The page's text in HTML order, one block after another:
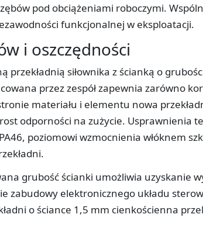
pod obciążeniami roboczymi.
funkcjonalnej w eksploatacji.
i oszczędności
siłownika z ścianką o
przez zespół zapewnia zarówno
materiału i elementu nowa
odporności na zużycie. Usprawnienia
poziomowi wzmocnienia włóknem
grubość ścianki umożliwia uzyskanie
zabudowy elektronicznego układu
o ściance 1,5 mm cienkościenna